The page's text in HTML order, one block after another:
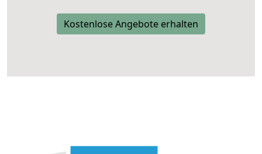
Kostenlose Angebote erhalten